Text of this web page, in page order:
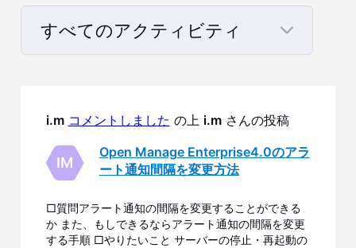
すべてのアクティビティ
の
ア
ク
テ
i.m コメントしました の上 i.m さんの投稿
IM
Open Manage Enterprise4.0のアラ
ート通知間隔を変更方法
□質問アラート通知の間隔を変更することができる
か また、もしできるならアラート通知の間隔を変更
する手順 □やりたいこと サーバーの停止・再起動の